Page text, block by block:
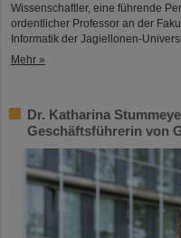
Wissenschaftler, eine führende
ordentlicher Professor an der
Informatik der Jagiellonen-
Mehr »
Dr. Katharina
Geschäftsführerin von